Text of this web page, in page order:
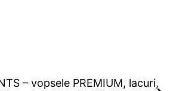
– vopsele PREMIUM, lacuri,